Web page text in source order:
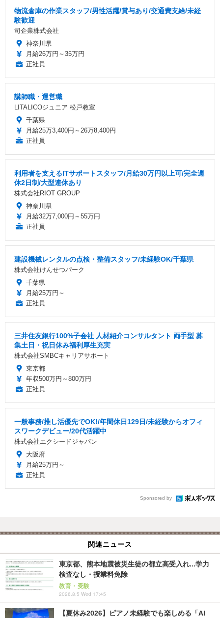
物流倉庫の作業スタッフ/男性活躍/賞与あり/交通費支給/未経
験歓迎
司企業株式会社
神奈川県
月給26万円～35万円
正社員
講師職・運営職
LITALICOジュニア 松戸教室
千葉県
月給25万3,400円～26万8,400円
正社員
利用者を支えるITサポートスタッフ/月給30万円以上可/完全週
休2日制/大型連休あり
株式会社RIOT GROUP
神奈川県
月給32万7,000円～55万円
正社員
建設機械レンタルの点検・整備スタッフ/未経験OK/千葉県
株式会社けんせつパーク
千葉県
月給25万円～
正社員
三井住友銀行100%子会社 人材紹介コンサルタント 両手型 募
集土日・祝日休み福利厚生充実
株式会社SMBCキャリアサポート
東京都
年収500万円～800万円
正社員
一般事務/推し活優先でOK!/年間休日129日/未経験からオフィ
スワークデビュー/20代活躍中
株式会社エクシードジャパン
大阪府
月給25万円～
正社員
Sponsored by
関連ニュース
東京都、熊本地震被災生徒の都立高受入れ...学力
検査なし・授業料免除
教育・受験
2026.8.5 Wed 17:45
【夏休み2026】ピアノ未経験でも楽しめる「AI